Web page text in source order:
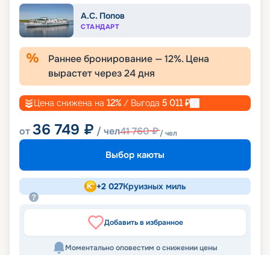
А.С. Попов
СТАНДАРТ
Раннее бронирование —12%. Цена
вырастет через24дня
Цена снижена на 12% / Выгода 5 011₽
от36 749 ₽ / чел41 760₽/ чел
Выбор каюты
+2 027Круизных миль
Добавить в избранное
Моментально оповестим о снижении цены